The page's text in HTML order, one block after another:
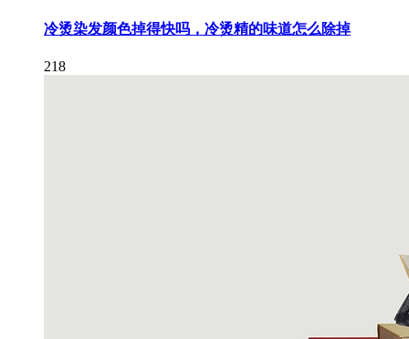
冷烫染发颜色掉得快吗，冷烫精的味道怎么除掉
218